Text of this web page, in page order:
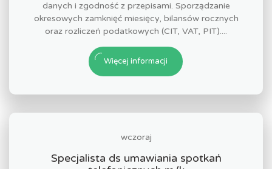
danych i zgodność z przepisami. Sporządzanie
okresowych zamknięć miesięcy, bilansów rocznych
oraz rozliczeń podatkowych (CIT, VAT, PIT)....
Więcej informacji
wczoraj
Specjalista ds umawiania spotkań